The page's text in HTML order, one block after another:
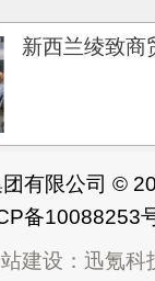
新西兰绫致商
有限公司 ©
备10088253
建设 ：迅氪科